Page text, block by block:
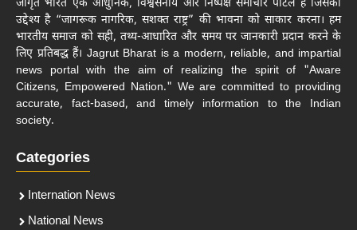
जागृत भारत एक आधुनिक, विश्वसनीय और निष्पक्ष समाचार पोर्टल है जिसका
उद्देश्य है “जागरूक नागरिक, सशक्त राष्ट्र” की भावना को साकार करना। हम
भारतीय समाज को सही, तथ्य-आधारित और समय पर जानकारी प्रदान करने के
लिए प्रतिबद्ध हैं। Jagrut Bharat is a modern, reliable, and impartial
news portal with the aim of realizing the spirit of "Aware
Citizens, Empowered Nation." We are committed to providing
accurate, fact-based, and timely information to the Indian
society.
Categories
Internation News
National News